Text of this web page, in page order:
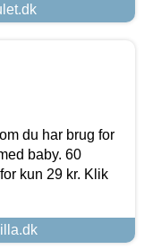
du har brug for
baby. 60
kun 29 kr. Klik